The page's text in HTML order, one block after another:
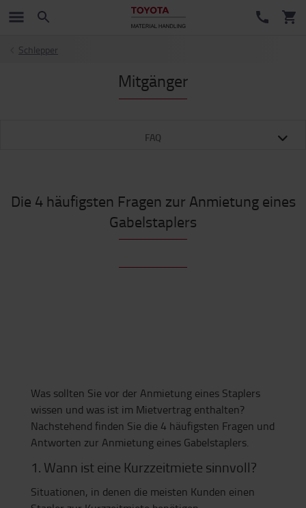
Schlepper
Mitgänger
FAQ
Die 4 häufigsten Fragen zur Anmietung eines
Gabelstaplers
Was sollten Sie vor der Anmietung eines Staplers
wissen und was ist im Mietvertrag enthalten?
Nachstehend finden Sie die 4 häufigsten Fragen und
Antworten zur Anmietung eines Gabelstaplers.
1. Wann ist eine Kurzzeitmiete sinnvoll?
Situationen, in denen die meisten Kunden einen